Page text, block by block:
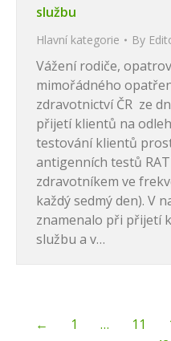
službu
Hlavní kategorie By
Vážení rodiče,
mimořádného
zdravotnictví ČR ze
přijetí klientů na
testování klientů
antigenních testů
zdravotníkem ve
každý sedmý den). V
znamenalo při přijetí
službu a v…
← 1 … 11